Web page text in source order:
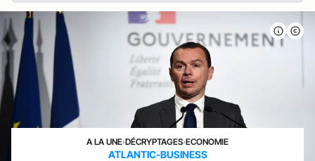
A LA UNE›DÉCRYPTAGES›ECONOMIE
ATLANTIC-BUSINESS